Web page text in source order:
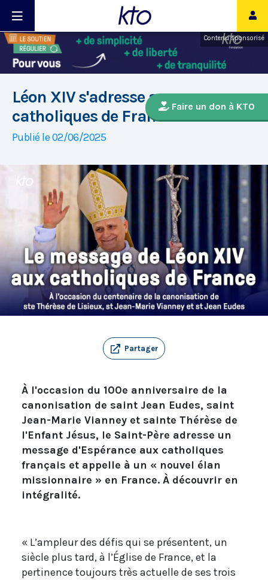
Contenu sponsorisé
Faire un don à KTO
Léon XIV s'adresse aux
catholiques de France
Publié le 02/06/2025
Partager
À l'occasion du 100e anniversaire de la
canonisation de saint Jean Eudes, saint
Jean-Marie Vianney et sainte Thérèse de
l'Enfant Jésus, le Saint-Père adresse un
message d'Espérance aux catholiques
français et appelle à un « nouvel élan
missionnaire » en France. À découvrir en
intégralité.
« L’ampleur des défis qui se présentent, un
siècle plus tard, à l’Église de France, et la
pertinence toujours très actuelle de ses trois